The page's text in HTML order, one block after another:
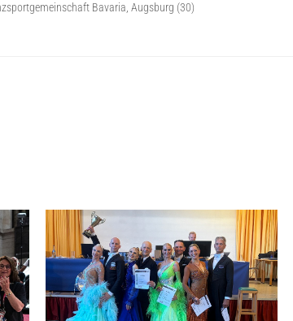
Bavaria, Augsburg (30)